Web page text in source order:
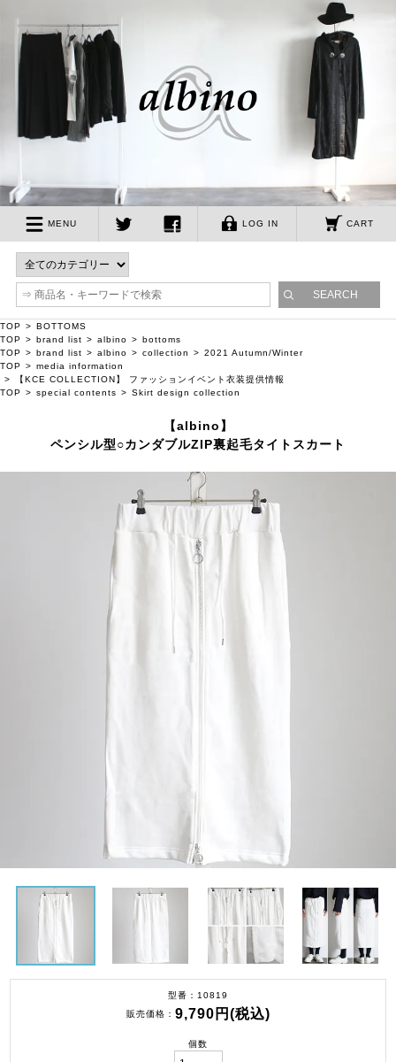
MENU LOG IN CART
TOP
BOTTOMS
TOP
brand list albino
bottoms
TOP
brand list albino collection
2021 Autumn/Winter
TOP
media information
【KCE COLLECTION】 ファッションイベント衣装提供情報
TOP
special contents Skirt design collection
【albino】
ペンシル型○カンダブルZIP裏起毛タイトスカート
型番
10819
販売価格
9,790円(税込)
個数